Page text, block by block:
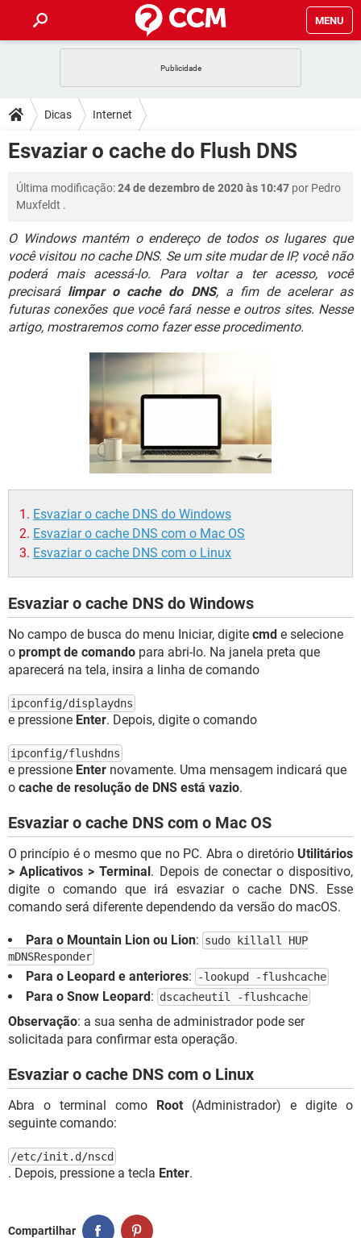
MENU
CELULAR
OUTLOOK EXCEL
GUIA DE COMPRAS
DICAS
JOGOS
CELULAR FACEBOOK
OUTLOOK EXCEL
GUIA DE COMPRAS
DOWNLOADS
CELULAR
INSTAGRAM GMAIL
GUIA DE COMPRAS
FÓRUM
CELULAR FACEBOOK
OUTLOOK EXCEL
INSTAGRAM GMAIL
GUIA DE COMPRAS
JOGOS WHATSAPP
CELULAR FACEBOOK
OUTLOOK EXCEL
Dicas Internet
Esvaziar o cache do Flush DNS
Última modificação:24 de dezembro de 2020 às 10:47 por Pedro
Muxfeldt .
O Windows mantém o endereço de todos os lugares que
você visitou no cache DNS. Se um site mudar de IP, você não
poderá mais acessá-lo. Para voltar a ter acesso, você
precisará limpar o cache do DNS, a fim de acelerar as
futuras conexões que você fará nesse e outros sites. Nesse
artigo, mostraremos como fazer esse procedimento.
Esvaziar o cache DNS do Windows
Esvaziar o cache DNS com o Mac OS
Esvaziar o cache DNS com o Linux
Esvaziar o cache DNS do Windows
No campo de busca do menu Iniciar, digite cmd e selecione
o prompt de comando para abri-lo. Na janela preta que
aparecerá na tela, insira a linha de comando
ipconfig/displaydns
e pressione Enter. Depois, digite o comando
ipconfig/flushdns
e pressione Enter novamente. Uma mensagem indicará que
o cache de resolução de DNS está vazio.
Esvaziar o cache DNS com o Mac OS
O princípio é o mesmo que no PC. Abra o diretório Utilitários
> Aplicativos > Terminal. Depois de conectar o dispositivo,
digite o comando que irá esvaziar o cache DNS. Esse
comando será diferente dependendo da versão do macOS.
Para o Mountain Lion ou Lion: sudo killall HUP
mDNSResponder
Para o Leopard e anteriores: -lookupd -flushcache
Para o Snow Leopard: dscacheutil -flushcache
Observação: a sua senha de administrador pode ser
solicitada para confirmar esta operação.
Esvaziar o cache DNS com o Linux
Abra o terminal como Root (Administrador) e digite o
seguinte comando:
/etc/init.d/nscd
. Depois, pressione a tecla Enter.
Compartilhar